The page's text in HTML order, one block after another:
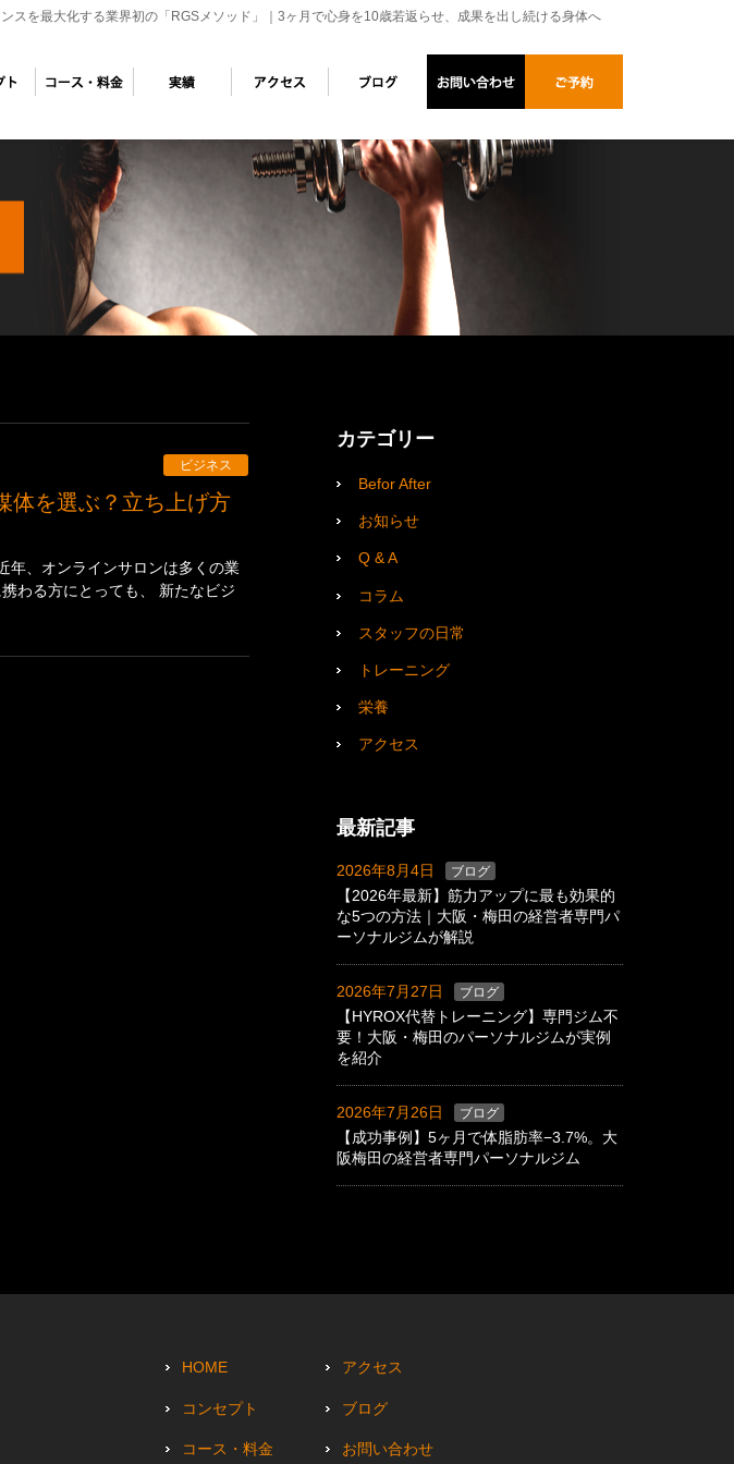
スを最大化する業界初の「RGSメソッド」｜3ヶ月で心身を10歳若返らせ、成果を出し続ける身体へ
ビジネス
年、オンラインサロンは多くの業
わる方にとっても、 新たなビジ
カテゴリー
Befor After
お知らせ
Q & A
コラム
スタッフの日常
トレーニング
栄養
アクセス
最新記事
2026年8月4日 ブログ
【2026年最新】筋力アップに最も効果的
な5つの方法｜大阪・梅田の経営者専門パ
ーソナルジムが解説
2026年7月27日 ブログ
【HYROX代替トレーニング】専門ジム不
要！大阪・梅田のパーソナルジムが実例
を紹介
2026年7月26日 ブログ
【成功事例】5ヶ月で体脂肪率−3.7%。大
阪梅田の経営者専門パーソナルジム
HOME
コンセプト
コース・料金
アクセス
ブログ
お問い合わせ